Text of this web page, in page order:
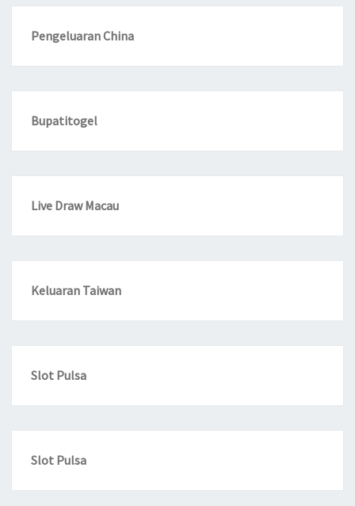
Pengeluaran China
Bupatitogel
Live Draw Macau
Keluaran Taiwan
Slot Pulsa
Slot Pulsa